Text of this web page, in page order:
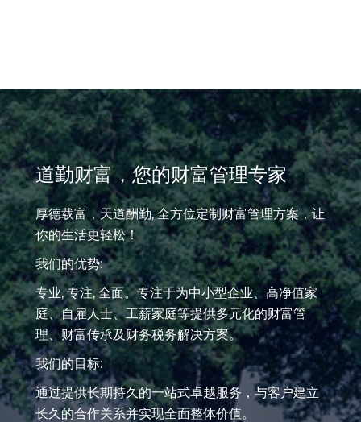
道勤财富，您的财富管理专家
厚德载富，天道酬勤, 全方位定制财富管理方案，让
你的生活更轻松！
我们的优势:
专业, 专注, 全面。专注于为中小型企业、高净值家
庭、自雇人士、工薪家庭等提供多元化的财富管
理、财富传承及财务税务解决方案。
我们的目标:
通过提供长期持久的一站式卓越服务，与客户建立
长久的合作关系并实现全面整体价值。